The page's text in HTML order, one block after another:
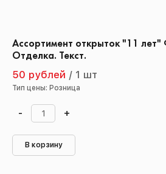
Ассортимент открыток "11
Отделка. Текст.
50 рублей / 1 шт
Тип цены: Розница
- +
В корзину